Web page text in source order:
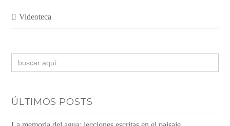
Videoteca
Buscar:
ÚLTIMOS POSTS